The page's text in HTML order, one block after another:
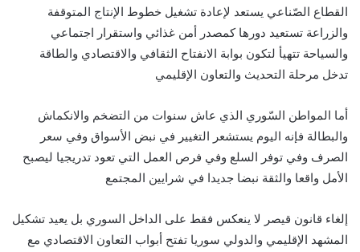
القطاع الصّناعي يستعد لإعادة تشغيل خطوط الإنتاج المتوقفة
والزراعة تستعيد دورها كمصدر أمن غذائي واستقرار اجتماعي
والسياحة تتهيأ لتكون بوابة الانفتاح الثقافي والاقتصادي والطاقة
تدخل مرحلة التحديث والتعاون الإقليمي
أما المواطن السّوري الذي عاش سنوات من التضخم والانكماش
والبطالة فإنه اليوم يستشعر التغيير في نبض الأسواق وفي سعر
الصرف وفي توفر السلع وفي فرص العمل التي تعود تدريجيا ليصبح
الأمل واقعا والثقة نبضا جديدا في شرايين المجتمع
إلغاء قانون قيصر لا ينعكس فقط على الداخل السوري بل يعيد تشكيل
المشهد الإقليمي والدولي سوريا تفتح أبواب التعاون الاقتصادي مع